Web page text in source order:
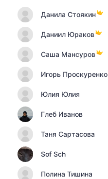
Данила Стоякин
Даниил Юраков
Саша Мансуров
Игорь Проскуренко
Юлия Юлия
Глеб Иванов
Таня Сартасова
Sof Sch
Полина Тишина